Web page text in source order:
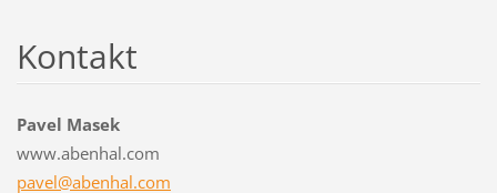
Kontakt
Pavel Masek
www.abenhal.com
pavel@abenhal.com